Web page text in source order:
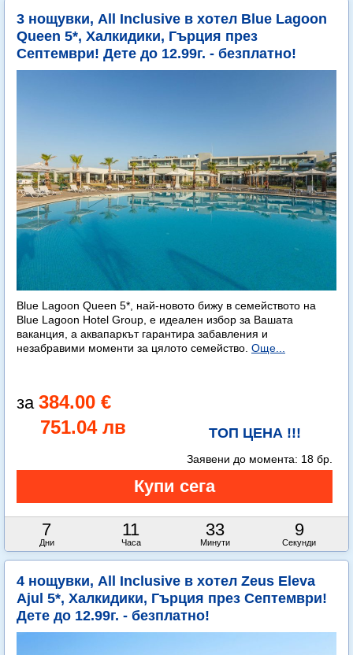
3 нощувки, All Inclusive в хотел Blue Lagoon
Queen 5*, Халкидики, Гърция през
Септември! Дете до 12.99г. - безплатно!
Blue Lagoon Queen 5*, най-новото бижу в семейството на
Blue Lagoon Hotel Group, е идеален избор за Вашата
ваканция, а аквапаркът гарантира забавления и
незабравими моменти за цялото семейство. Още...
384.00 €
751.04 лв
ТОП ЦЕНА !!!
7
Дни
11
Часа
33
Минути
8
Секунди
Заявени до момента: 18 бр.
4 нощувки, All Inclusive в хотел Zeus Eleva
Ajul 5*, Халкидики, Гърция през Септември!
Дете до 12.99г. - безплатно!